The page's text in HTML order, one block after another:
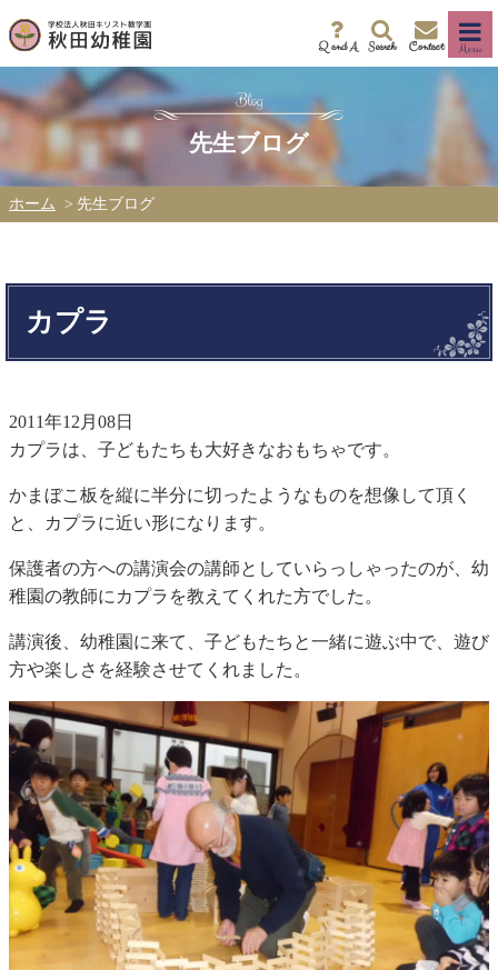
Q and A Search Contact Menu
先生ブログ
ホーム 先生ブログ
カプラ
2011年12月08日
カプラは、子どもたちも大好きなおもちゃです。
かまぼこ板を縦に半分に切ったようなものを想像して頂く
と、カプラに近い形になります。
保護者の方への講演会の講師としていらっしゃったのが、幼
稚園の教師にカプラを教えてくれた方でした。
講演後、幼稚園に来て、子どもたちと一緒に遊ぶ中で、遊び
方や楽しさを経験させてくれました。